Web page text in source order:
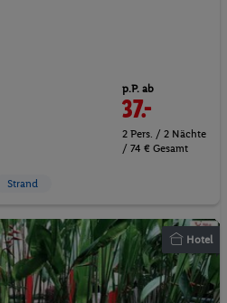
p.P. ab
37.-
2 Pers. / 2 Nächte
/ 74 € Gesamt
Strand
Hotel